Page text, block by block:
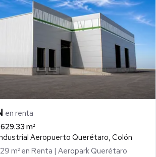
en renta
m²
Aeropuerto Querétaro, Colón
m² en Renta | Aeropark Querétaro